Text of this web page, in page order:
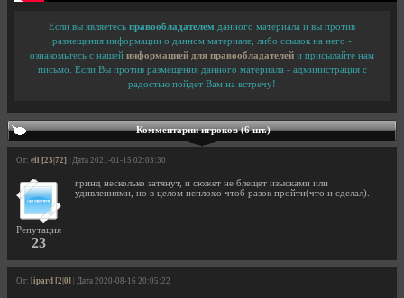
Если вы являетесь правообладателем данного материала и вы против
размещения информации о данном материале, либо ссылок на него -
ознакомьтесь с нашей информацией для правообладателей и присылайте нам
письмо. Если Вы против размещения данного материала - администрация с
радостью пойдет Вам на встречу!
Комментарии игроков (6 шт.)
От: eil [23|72] | Дата 2021-01-15 02:03:30
Репутация
23
гринд несколько затянут, и сюжет не блещет изысками или
удивлениями, но в целом неплохо чтоб разок пройти(что и сделал).
От: lipard [2|0] | Дата 2020-08-16 20:05:22